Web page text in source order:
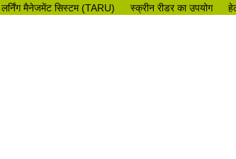
लर्निंग मैनेजमेंट सिस्टम (TARU) स्क्रीन रीडर का उपयोग